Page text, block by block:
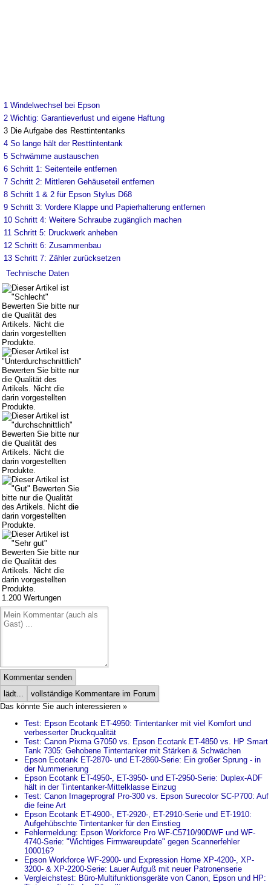
1 Windelwechsel bei Epson
2 Wichtig: Garantieverlust und eigene Haftung
3 Die Aufgabe des Resttintentanks
4 So lange hält der Resttintentank
5 Schwämme austauschen
6 Schritt 1: Seitenteile entfernen
7 Schritt 2: Mittleren Gehäuseteil entfernen
8 Schritt 1 & 2 für Epson Stylus D68
9 Schritt 3: Vordere Klappe und Papierhalterung entfernen
10 Schritt 4: Weitere Schraube zugänglich machen
11 Schritt 5: Druckwerk anheben
12 Schritt 6: Zusammenbau
13 Schritt 7: Zähler zurücksetzen
Technische Daten
1.200 Wertungen
Kommentar senden
lädt...
vollständige Kommentare im Forum
Das könnte Sie auch interessieren »
Test: Epson Ecotank ET-4950: Tintentanker mit viel Komfort und
verbesserter Druckqualität
Test: Canon Pixma G7050 vs. Epson Ecotank ET-4850 vs. HP Smart
Tank 7305: Gehobene Tintentanker mit Stärken & Schwächen
Epson Ecotank ET-2870- und ET-2860-Serie: Ein großer Sprung - in
der Nummerierung
Epson Ecotank ET-4950-, ET-3950- und ET-2950-Serie: Duplex-ADF
hält in der Tintentanker-Mittelklasse Einzug
Test: Canon Imageprograf Pro-300 vs. Epson Surecolor SC-P700: Auf
die feine Art
Epson Ecotank ET-4900-, ET-2920-, ET-2910-Serie und ET-1910:
Aufgehübschte Tintentanker für den Einstieg
Fehlermeldung: Epson Workforce Pro WF-C5710/90DWF und WF-
4740-Serie: "Wichtiges Firmwareupdate" gegen Scannerfehler
100016?
Epson Workforce WF-2900- und Expression Home XP-4200-, XP-
3200- & XP-2200-Serie: Lauer Aufguß mit neuer Patronenserie
Vergleichstest: Büro-Multifunktionsgeräte von Canon, Epson und HP: